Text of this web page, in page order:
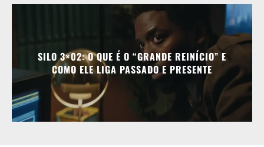
SILO 3×02: O QUE É O “GRANDE REINÍCIO” E
COMO ELE LIGA PASSADO E PRESENTE